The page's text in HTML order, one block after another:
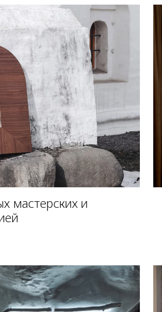
мастерских и